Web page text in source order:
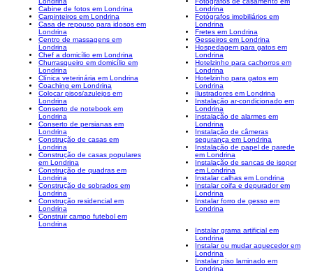
Cabine de fotos em Londrina
Carpinteiros em Londrina
Casa de repouso para idosos em
Londrina
Centro de massagens em
Londrina
Chef a domicílio em Londrina
Churrasqueiro em domicílio em
Londrina
Clínica veterinária em Londrina
Coaching em Londrina
Colocar pisos/azulejos em
Londrina
Conserto de notebook em
Londrina
Conserto de persianas em
Londrina
Construção de casas em
Londrina
Construção de casas populares
em Londrina
Construção de quadras em
Londrina
Construção de sobrados em
Londrina
Construção residencial em
Londrina
Construir campo futebol em
Londrina
Londrina
Fotógrafos imobiliários em
Londrina
Fretes em Londrina
Gesseiros em Londrina
Hospedagem para gatos em
Londrina
Hotelzinho para cachorros em
Londrina
Hotelzinho para gatos em
Londrina
Ilustradores em Londrina
Instalação ar-condicionado em
Londrina
Instalação de alarmes em
Londrina
Instalação de câmeras
segurança em Londrina
Instalação de papel de parede
em Londrina
Instalação de sancas de isopor
em Londrina
Instalar calhas em Londrina
Instalar coifa e depurador em
Londrina
Instalar forro de gesso em
Londrina
Instalar grama artificial em
Londrina
Instalar ou mudar aquecedor em
Londrina
Instalar piso laminado em
Londrina